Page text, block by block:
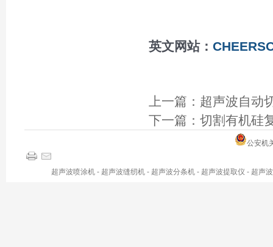
英文网站：
上一篇： 超声波自动
下一篇： 切割有机硅
公安机
超声波喷涂机 - 超声波缝纫机 - 超声波分条机 - 超声波提取仪 - 超声